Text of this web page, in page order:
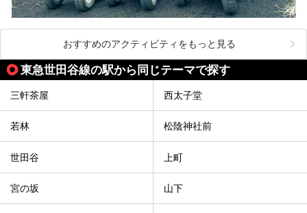
おすすめのアクティビティをもっと見る
東急世田谷線の駅から同じテーマで探す
三軒茶屋 西太子堂
若林 松陰神社前
世田谷 上町
宮の坂 山下